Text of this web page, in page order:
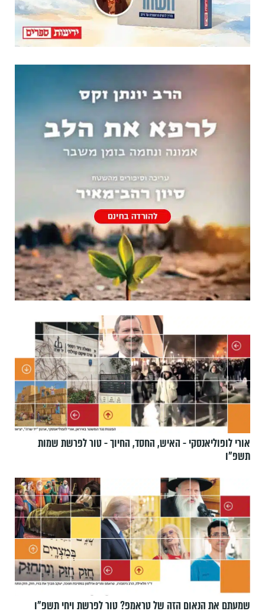
אורי לופוליאנסקי - האיש, החסד, החיוך - טור לפרשת שמות
תשפ״ו
שמעתם את הנאום הזה של טראמפ? טור לפרשת ויחי תשפ״ו